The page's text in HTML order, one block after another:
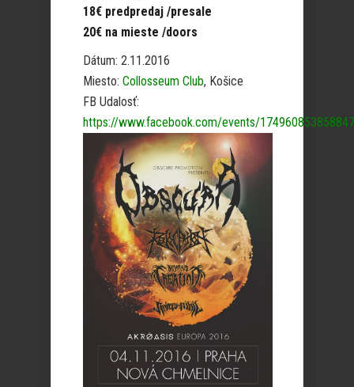
18€ predpredaj /presale
20€ na mieste /doors
Dátum: 2.11.2016
Miesto: Collosseum Club, Košice
FB Udalosť:
https://www.facebook.com/events/